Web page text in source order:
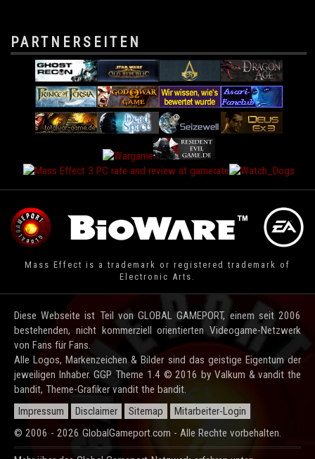
PARTNERSEITEN
Mass Effect is a trademark or registered trademark of
Electronic Arts.
Diese Webseite ist Teil von GLOBAL GAMEPORT, einem seit 2006
bestehenden, nicht kommerziell orientierten Videogame-Netzwerk
von Fans für Fans.
Alle Logos, Markenzeichen & Bilder sind das geistige Eigentum der
jeweiligen Inhaber. GGP Theme 1.4 © 2016 by Valkum & vandit the
bandit, Theme-Grafiker vandit the bandit.
Impressum
Disclaimer Sitemap
Mitarbeiter-Login
© 2006 - 2026 GlobalGameport.com - Alle Rechte vorbehalten.